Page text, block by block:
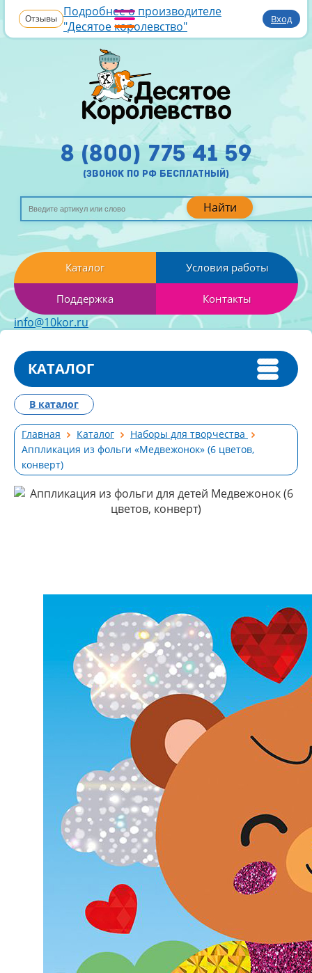
Отзывы Подробнее о производителе
"Десятое королевство"
Вход
Найти
8 (800) 775 41 59
(звонок по рф бесплатный)
Каталог Условия работы
Поддержка Контакты
info@10kor.ru
КАТАЛОГ
Главная Каталог
Наборы для творчества
Аппликация из фольги «Медвежонок» (6 цветов,
конверт)
В каталог